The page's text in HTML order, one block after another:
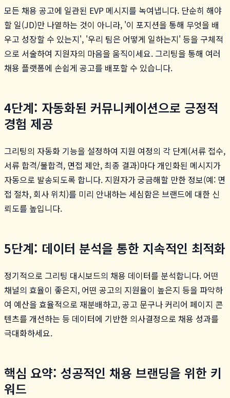
모든 채용 공고에 일관된 EVP 메시지를 녹여냅니다. 단순히 해야
할 일(JD)만 나열하는 것이 아니라, '이 포지션을 통해 무엇을 배
우고 성장할 수 있는지', '우리 팀은 어떻게 일하는지' 등을 구체적
으로 서술하여 지원자의 마음을 움직이세요. 그리팅을 통해 여러
채용 플랫폼에 손쉽게 공고를 배포할 수 있습니다.
4단계: 자동화된 커뮤니케이션으로 긍정적
경험 제공
그리팅의 자동화 기능을 설정하여 지원 여정의 각 단계(서류 접수,
서류 합격/불합격, 면접 제안, 최종 결과)마다 개인화된 메시지가
자동으로 발송되도록 합니다. 지원자가 궁금해할 만한 정보(예: 면
접 절차, 회사 위치)를 미리 안내하는 세심함은 브랜드에 대한 신
뢰도를 높입니다.
5단계: 데이터 분석을 통한 지속적인 최적화
정기적으로 그리팅 대시보드의 채용 데이터를 분석합니다. 어떤
채널의 효율이 좋은지, 어떤 공고의 지원율이 높은지 등을 파악하
여 예산을 효율적으로 재분배하고, 공고 문구나 커리어 페이지 콘
텐츠를 개선하는 등 데이터에 기반한 의사결정으로 채용 성과를
극대화하세요.
핵심 요약: 성공적인 채용 브랜딩을 위한 키
워드